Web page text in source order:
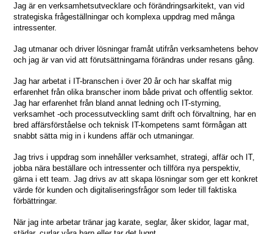
Jag är en verksamhetsutvecklare och förändringsarkitekt, van vid
strategiska frågeställningar och komplexa uppdrag med många
intressenter.
Jag utmanar och driver lösningar framåt utifrån verksamhetens behov
och jag är van vid att förutsättningarna förändras under resans gång.
Jag har arbetat i IT-branschen i över 20 år och har skaffat mig
erfarenhet från olika branscher inom både privat och offentlig sektor.
Jag har erfarenhet från bland annat ledning och IT-styrning,
verksamhet -och processutveckling samt drift och förvaltning, har en
bred affärsförståelse och teknisk IT-kompetens samt förmågan att
snabbt sätta mig in i kundens affär och utmaningar.
Jag trivs i uppdrag som innehåller verksamhet, strategi, affär och IT,
jobba nära beställare och intressenter och tillföra nya perspektiv,
gärna i ett team. Jag drivs av att skapa lösningar som ger ett konkret
värde för kunden och digitaliseringsfrågor som leder till faktiska
förbättringar.
När jag inte arbetar tränar jag karate, seglar, åker skidor, lagar mat,